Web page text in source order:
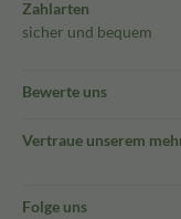
Zahlarten
sicher und bequem
Bewerte uns
Vertraue unserem
Folge uns